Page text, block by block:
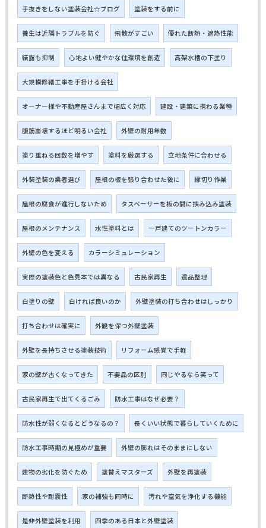
手抜きをしない塗装会社☆ブログ 塗装をする前に
養生は近隣トラブルを防ぐ 飛散がすごい 優れた断熱・遮熱性能
結露も抑制 心地よい健やかな住環境を創造 高架水槽の下塗り
大規模修繕工事を手掛ける会社
オーナー様や不動産屋さんまで幅広く対応 建設・建築に携わる業種
腹筋崩壊するほど明るい会社 外壁の耐用年数
塗り重ねる回数を増やす 塗料を厳選する 立地条件に合わせる
外装塗装の業者選び 屋根の板を張り合わせた後に 縁切り作業
屋根の腐食が進行しないため タスペーサーを板の間に挟み込み塗装
屋根のメンテナンス 水性塗料とは 一戸建てのツートンカラー
外壁の色を変える カラーシミュレーション
実際の塗装色と色見本では異なる 古民家再生 遺品整理
白塗りの壁 白ければ良いのか 外壁塗装の打ち合わせはしっかり
打ち合わせは確実に 外観を保つ外壁塗装
外壁を長持ちさせる塗装技術 リフォーム感覚で手軽
家の壁が古くなってきた 不要品の区別 同じやるなら笑って
古民家再生で出てくるごみ 防水工事はなぜ必要？
防水性が弱くなるとどうなるの？ 長くいい状態で暮らしていくために
防水工事時期の見極めが重要 外壁の膨れはそのままにしない
建物の劣化を防ぐため 塗替えマスターズ 外壁を再塗装
断熱性や耐震性 家の補強も同時に 汚れや空気を浄化する機能
是非外壁塗装を利用 四季のある日本と外壁塗装